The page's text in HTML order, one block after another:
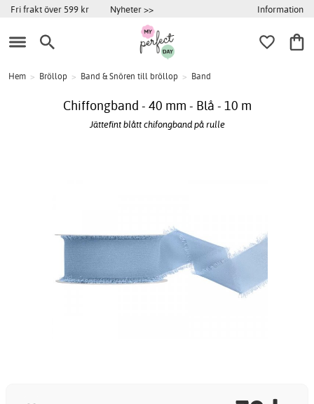
Fri frakt över 599 kr Nyheter >> Information
Hem > Bröllop > Band & Snören till bröllop > Band
Chiffongband - 40 mm - Blå - 10 m
Jättefint blått chifongband på rulle